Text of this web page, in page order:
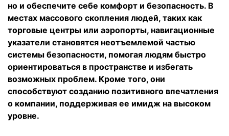
но и обеспечите себе комфорт и безопасность. В
местах массового скопления людей, таких как
торговые центры или аэропорты, навигационные
указатели становятся неотъемлемой частью
системы безопасности, помогая людям быстро
ориентироваться в пространстве и избегать
возможных проблем. Кроме того, они
способствуют созданию позитивного впечатления
о компании, поддерживая ее имидж на высоком
уровне.